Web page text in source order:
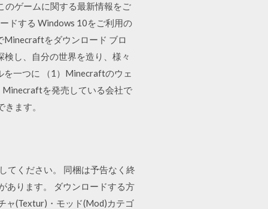
ゲームに関する最新情報をご
ドする Windows 10をご利用の
をダウンロード ブロ
し、自分の世界を造り、様々
を一つに （1）Minecraftのウェ
を発売している会社で
ます。
てください。 同梱は予告なく終
あります。 ダウンロードする方
ャ(Textur)・モッド(Mod)カテゴ